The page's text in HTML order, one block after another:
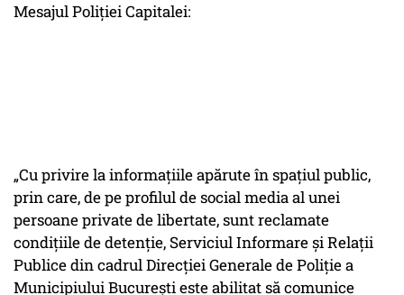
Mesajul Poliției Capitalei:
„Cu privire la informațiile apărute în spațiul public,
prin care, de pe profilul de social media al unei
persoane private de libertate, sunt reclamate
condițiile de detenție, Serviciul Informare și Relații
Publice din cadrul Direcției Generale de Poliție a
Municipiului București este abilitat să comunice